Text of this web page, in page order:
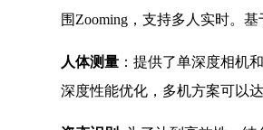
围Zooming，支持多人实时。
人体测量 ：提供了单深度相机
深度性能优化，多机方案可以